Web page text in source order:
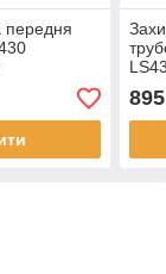
передня
895